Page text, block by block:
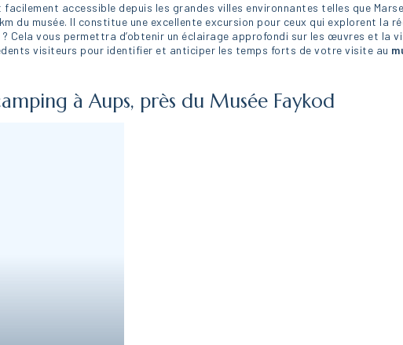
facilement accessible depuis les grandes villes environnantes telles que
du musée. Il constitue une excellente excursion pour ceux qui explorent la
Cela vous permettra d’obtenir un éclairage approfondi sur les œuvres et la
visiteurs pour identifier et anticiper les temps forts de votre visite au
à Aups, près du Musée Faykod